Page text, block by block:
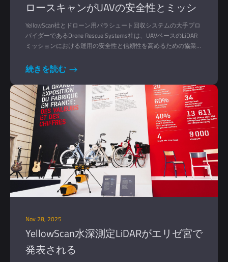
ロースキャンがUAVの安全性とミッシ
ョンの信頼性を高めるために提携
YellowScan社とドローン用パラシュート回収システムの大手プロ
バイダーであるDrone Rescue Systems社は、UAVベースのLiDAR
ミッションにおける運用の安全性と信頼性を高めるための協業を
続きを読む
Nov 28, 2025
YellowScan水深測定LiDARがエリゼ宮で
発表される